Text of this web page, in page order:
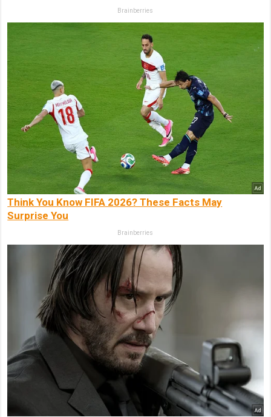
Brainberries
Think You Know FIFA 2026? These Facts May
Surprise You
Brainberries